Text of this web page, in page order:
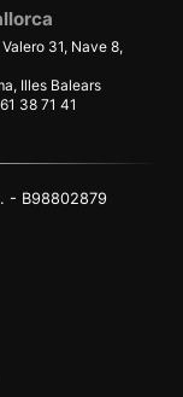
31, Nave 8,
Illes Balears
38 71 41
- B98802879